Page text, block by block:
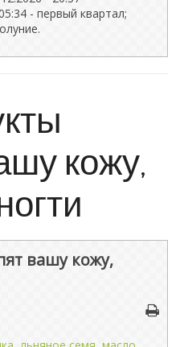
- первый квартал;
кожу,
вашу кожу,